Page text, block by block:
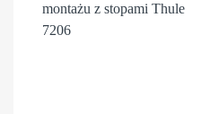
montażu z stopami Thule
7206